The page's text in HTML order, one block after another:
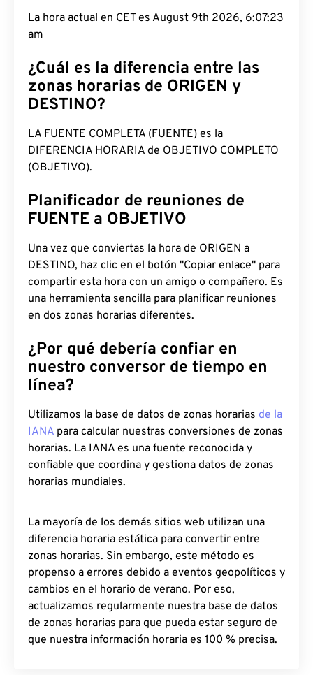
La hora actual en CET es August 9th 2026, 6:07:24
am
¿Cuál es la diferencia entre las
zonas horarias de ORIGEN y
DESTINO?
LA FUENTE COMPLETA (FUENTE) es la
DIFERENCIA HORARIA de OBJETIVO COMPLETO
(OBJETIVO).
Planificador de reuniones de
FUENTE a OBJETIVO
Una vez que conviertas la hora de ORIGEN a
DESTINO, haz clic en el botón "Copiar enlace" para
compartir esta hora con un amigo o compañero. Es
una herramienta sencilla para planificar reuniones
en dos zonas horarias diferentes.
¿Por qué debería confiar en
nuestro conversor de tiempo en
línea?
Utilizamos la base de datos de zonas horarias de la
IANA para calcular nuestras conversiones de zonas
horarias. La IANA es una fuente reconocida y
confiable que coordina y gestiona datos de zonas
horarias mundiales.
La mayoría de los demás sitios web utilizan una
diferencia horaria estática para convertir entre
zonas horarias. Sin embargo, este método es
propenso a errores debido a eventos geopolíticos y
cambios en el horario de verano. Por eso,
actualizamos regularmente nuestra base de datos
de zonas horarias para que pueda estar seguro de
que nuestra información horaria es 100 % precisa.